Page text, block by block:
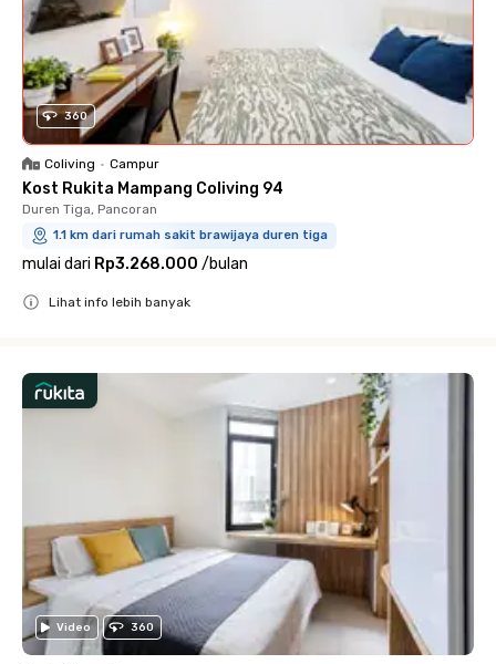
360
Coliving • Campur
Kost Rukita Mampang Coliving 94
Duren Tiga, Pancoran
1.1 km dari rumah sakit brawijaya duren tiga
mulai dari Rp3.268.000 /bulan
Lihat info lebih banyak
Video 360